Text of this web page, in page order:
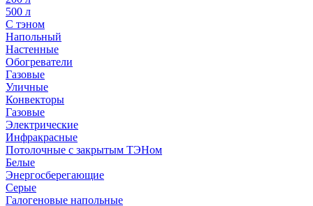
500 л
С тэном
Напольный
Настенные
Обогреватели
Газовые
Уличные
Конвекторы
Газовые
Электрические
Инфракрасные
Потолочные с закрытым ТЭНом
Белые
Энергосберегающие
Серые
Галогеновые напольные